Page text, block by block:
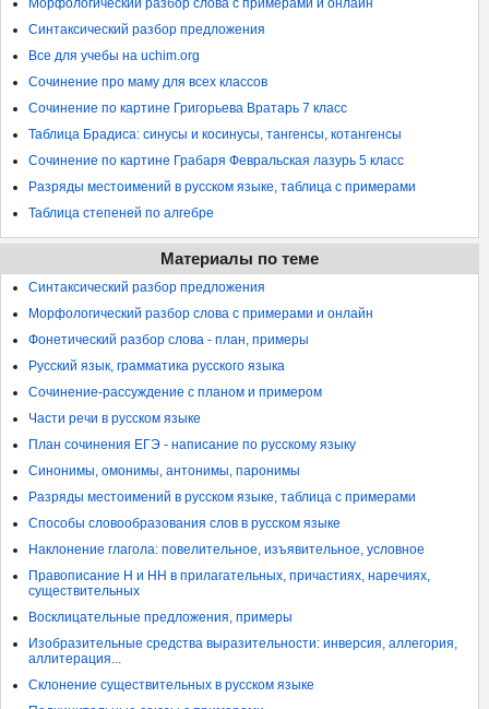
Морфологический разбор слова с примерами и онлайн
Синтаксический разбор предложения
Все для учебы на uchim.org
Сочинение про маму для всех классов
Сочинение по картине Григорьева Вратарь 7 класс
Таблица Брадиса: синусы и косинусы, тангенсы, котангенсы
Сочинение по картине Грабаря Февральская лазурь 5 класс
Разряды местоимений в русском языке, таблица с примерами
Таблица степеней по алгебре
Материалы по теме
Синтаксический разбор предложения
Морфологический разбор слова с примерами и онлайн
Фонетический разбор слова - план, примеры
Русский язык, грамматика русского языка
Сочинение-рассуждение с планом и примером
Части речи в русском языке
План сочинения ЕГЭ - написание по русскому языку
Синонимы, омонимы, антонимы, паронимы
Разряды местоимений в русском языке, таблица с примерами
Способы словообразования слов в русском языке
Наклонение глагола: повелительное, изъявительное, условное
Правописание Н и НН в прилагательных, причастиях, наречиях,
существительных
Восклицательные предложения, примеры
Изобразительные средства выразительности: инверсия, аллегория,
аллитерация...
Склонение существительных в русском языке